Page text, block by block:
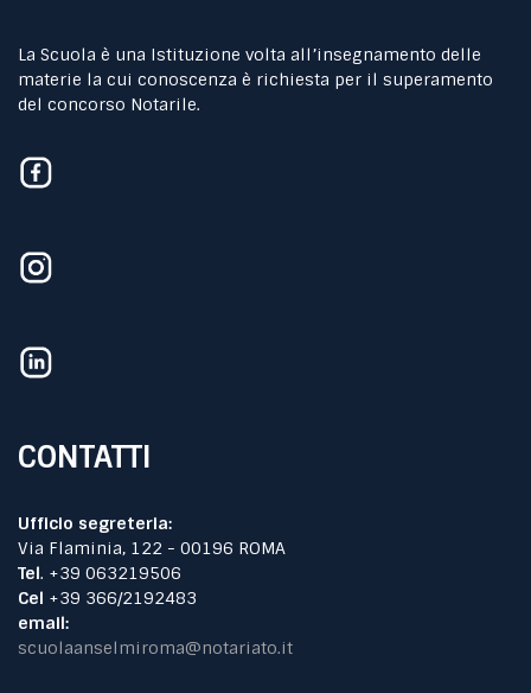
La Scuola è una Istituzione volta all’insegnamento delle
materie la cui conoscenza è richiesta per il superamento
del concorso Notarile.
CONTATTI
Ufficio segreteria:
Via Flaminia, 122 - 00196 ROMA
Tel. +39 063219506
Cel +39 366/2192483
email:
scuolaanselmiroma@notariato.it